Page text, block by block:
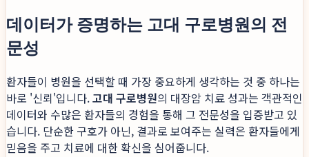
데이터가 증명하는 고대 구로병원의 전
문성
환자들이 병원을 선택할 때 가장 중요하게 생각하는 것 중 하나는
바로 '신뢰'입니다.고대 구로병원의 대장암 치료 성과는 객관적인
데이터와 수많은 환자들의 경험을 통해 그 전문성을 입증받고 있
습니다. 단순한 구호가 아닌, 결과로 보여주는 실력은 환자들에게
믿음을 주고 치료에 대한 확신을 심어줍니다.